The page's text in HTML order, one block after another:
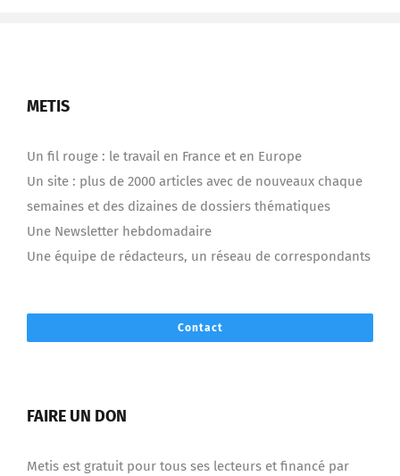
METIS
Un fil rouge : le travail en France et en Europe
Un site : plus de 2000 articles avec de nouveaux chaque
semaines et des dizaines de dossiers thématiques
Une Newsletter hebdomadaire
Une équipe de rédacteurs, un réseau de correspondants
Contact
FAIRE UN DON
Metis est gratuit pour tous ses lecteurs et financé par